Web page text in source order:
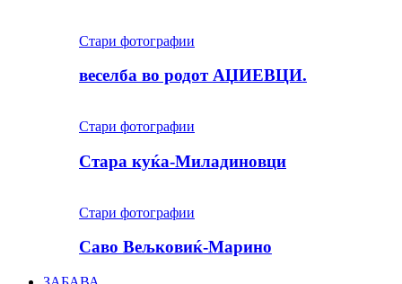
Стари фотографии
веселба во родот АЏИЕВЦИ.
Стари фотографии
Стара куќа-Миладиновци
Стари фотографии
Саво Вељковиќ-Марино